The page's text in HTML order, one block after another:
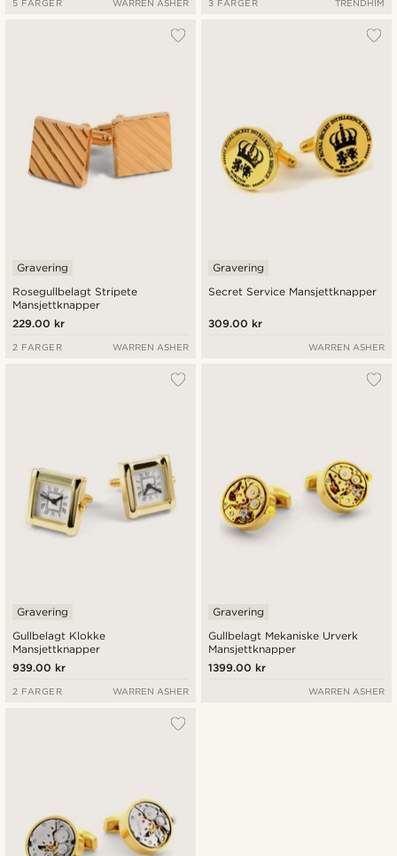
5 FARGER WARREN ASHER 3 FARGER TRENDHIM
Rosegullbelagt Stripete
Mansjettknapper
Gravering
229.00 kr
2 FARGER WARREN ASHER
Secret Service Mansjettknapper
Gravering
309.00 kr
WARREN ASHER
Gullbelagt Klokke
Mansjettknapper
Gravering
939.00 kr
2 FARGER WARREN ASHER
Gullbelagt Mekaniske Urverk
Mansjettknapper
Gravering
1399.00 kr
WARREN ASHER